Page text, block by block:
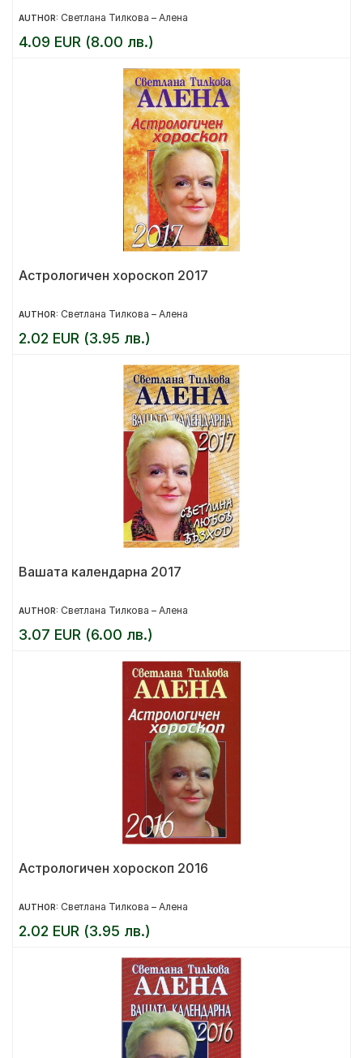
AUTHOR: Светлана Тилкова – Алена
4.09 EUR (8.00 лв.)
Астрологичен хороскоп 2017
AUTHOR: Светлана Тилкова – Алена
2.02 EUR (3.95 лв.)
Вашата календарна 2017
AUTHOR: Светлана Тилкова – Алена
3.07 EUR (6.00 лв.)
Астрологичен хороскоп 2016
AUTHOR: Светлана Тилкова – Алена
2.02 EUR (3.95 лв.)